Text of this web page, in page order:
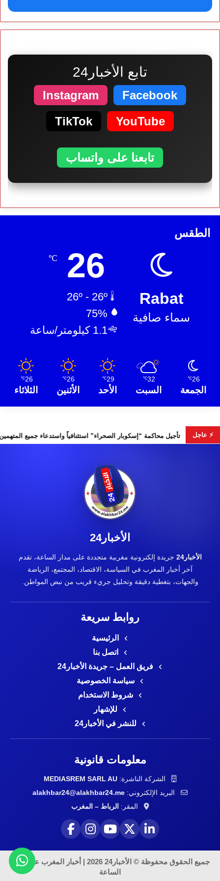
تابع الأخبار24
Facebook
Instagram
YouTube
TikTok
تابعنا على واتساب
الطقس
Rabat
سماء صافية
26
℃
75%
1.1 كيلومتر/ساعة
26
℃
الجمعة
32
℃
السبت
29
℃
الأحد
26
℃
الأثنين
26
℃
الثلاثاء
⚡ عاجلالتشريعية تأجيل محاكمة “إسكوبار الصحراء” استئنافياً
الأخبار24
الأخبار24
جريدة إلكترونية مغربية متجددة على مدار الساعة، تقدم
آخر أخبار المغرب في السياسة، الاقتصاد، المجتمع، الرياضة
والجهات، بتغطية دقيقة وتحليل جريء قريب من نبض المواطن.
روابط سريعة
الرئيسية
اتصل بنا
فريق العمل – جريدة الأخبار24
سياسة الخصوصية
شروط الاستخدام
للإشهار
للنشر في الأخبار24
معلومات قانونية
الشركة الناشرة:MEDIASREM SARL AU
البريد الإلكتروني: alakhbar24@alakhbar24.me
المقر: الرباط – المغرب
جميع الحقوق محفوظة © الأخبار24 2026 | أخبار المغرب على مدار
الساعة